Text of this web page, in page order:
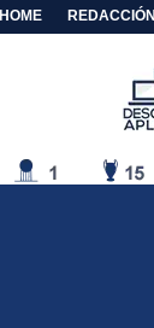
HOME REDACCIÓN